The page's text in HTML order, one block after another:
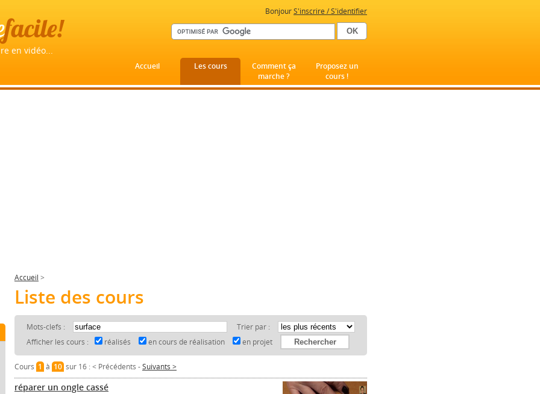
facile!
en vidéo...
BonjourS'inscrire / S'identifier
Accueil Les cours
Comment ça
marche ?
Proposez un
cours !
Accueil >
Liste des cours
Mots-clefs :
Trier par :
Afficher les cours :
réalisés en cours de réalisation en projet
Cours 1à 10sur 16 :< Précédents -Suivants >
réparer un ongle cassé